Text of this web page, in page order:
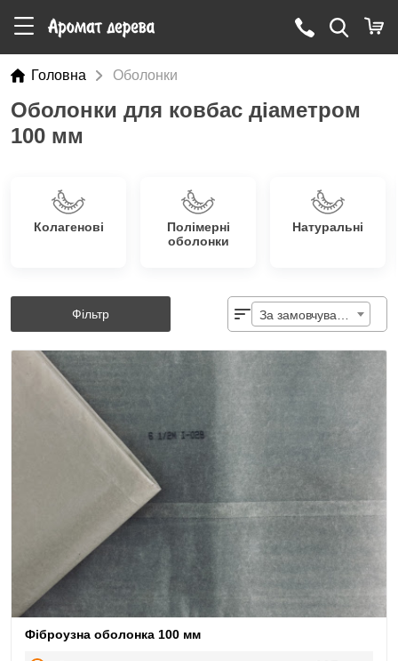
Головна Оболонки
Оболонки для ковбас діаметром
100 мм
Колагенові
Полімерні
оболонки
Натуральні
Фільтр
Фіброузна оболонка 100 мм